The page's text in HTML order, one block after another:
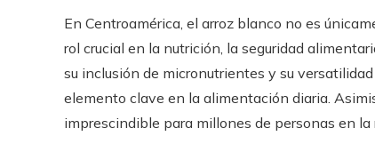
En Centroamérica, el arroz blanco no es
rol crucial en la nutrición, la seguridad
su inclusión de micronutrientes y su
elemento clave en la alimentación diaria.
imprescindible para millones de personas en la